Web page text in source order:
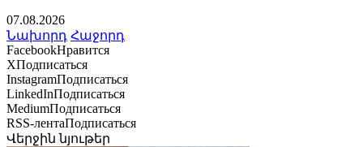
07.08.2026
Նախորդ Հաջորդ
FacebookНравится
XПодписаться
InstagramПодписаться
LinkedInПодписаться
MediumПодписаться
RSS-лентаПодписаться
Վերջին նյութեր